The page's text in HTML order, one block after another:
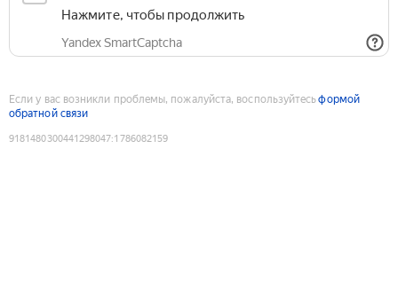
Нажмите, чтобы продолжить
Yandex SmartCaptcha
Если у вас возникли проблемы, пожалуйста, воспользуйтесьформой
обратной связи
9181480300441298047:1786082159